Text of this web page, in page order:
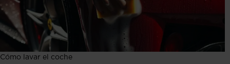
Cómo lavar el coche